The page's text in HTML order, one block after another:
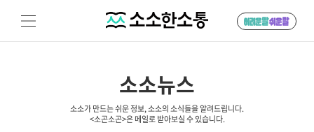
소소뉴스
소소가 만드는 쉬운 정보, 소소의 소식들을 알려드립니다.
<소곤소곤>은 메일로 받아보실 수 있습니다.